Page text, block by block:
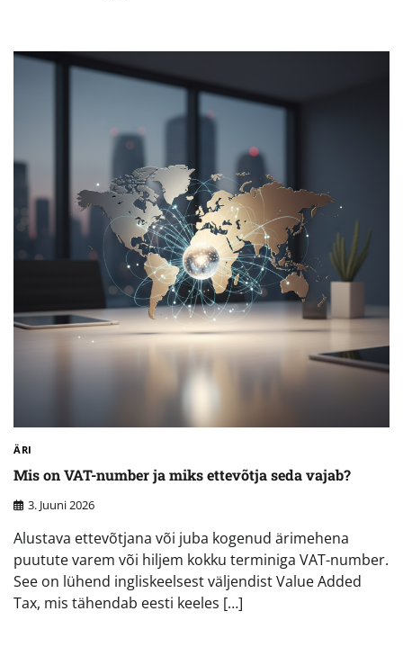
ÄRI
Mis on VAT-number ja miks ettevõtja seda vajab?
3. Juuni 2026
Alustava ettevõtjana või juba kogenud ärimehena
puutute varem või hiljem kokku terminiga VAT-number.
See on lühend ingliskeelsest väljendist Value Added
Tax, mis tähendab eesti keeles […]